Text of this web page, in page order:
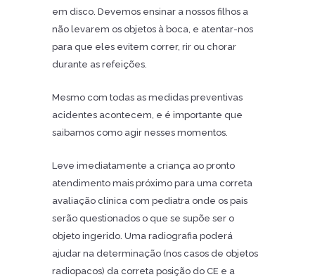
em disco. Devemos ensinar a nossos filhos a
não levarem os objetos à boca, e atentar-nos
para que eles evitem correr, rir ou chorar
durante as refeições.
Mesmo com todas as medidas preventivas
acidentes acontecem, e é importante que
saibamos como agir nesses momentos.
Leve imediatamente a criança ao pronto
atendimento mais próximo para uma correta
avaliação clínica com pediatra onde os pais
serão questionados o que se supõe ser o
objeto ingerido. Uma radiografia poderá
ajudar na determinação (nos casos de objetos
radiopacos) da correta posição do CE e a